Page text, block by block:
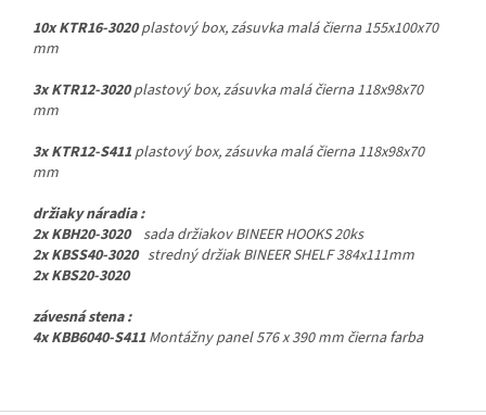
10x KTR16-3020plastový box, zásuvka malá čierna 155x100x70
mm
3x KTR12-3020plastový box, zásuvka malá čierna 118x98x70
mm
3x KTR12-S411plastový box, zásuvka malá čierna 118x98x70
mm
držiaky náradia :
2x KBH20-3020 sada držiakov BINEER HOOKS 20ks
2x KBSS40-3020stredný držiak BINEER SHELF 384x111mm
2x KBS20-3020
závesná stena :
4x KBB6040-S411 Montážny panel 576 x 390 mm čierna farba